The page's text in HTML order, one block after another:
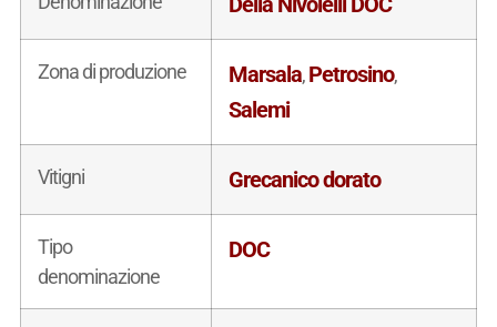
Zona di produzione Marsala,Petrosino,
Salemi
Vitigni Grecanico dorato
Tipo
denominazione
DOC